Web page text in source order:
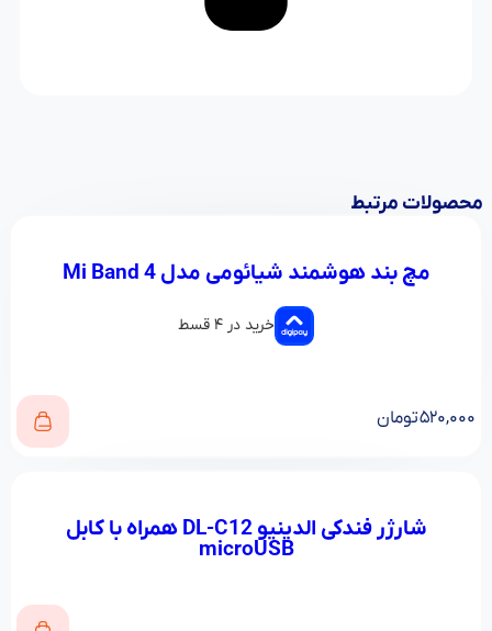
محصولات مرتبط
مچ بند هوشمند شیائومی مدل Mi Band 4
خرید در ۴ قسط
۵۲۰,۰۰۰تومان
شارژر فندکی الدینیو DL-C12 همراه با کابل
microUSB